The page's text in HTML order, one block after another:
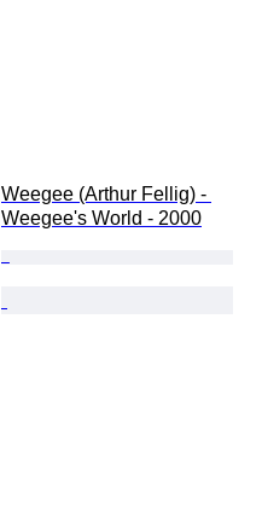
Weegee (Arthur Fellig) -
Weegee's World - 2000